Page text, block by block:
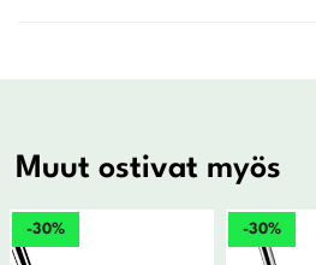
Muut ostivat myös
-30% -30%